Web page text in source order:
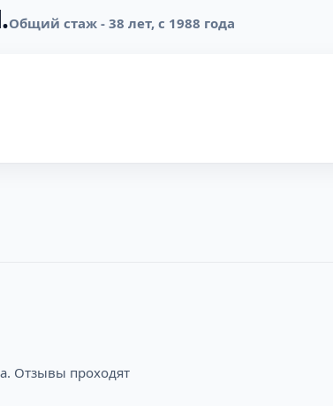
Общий стаж - 38 лет, с 1988 года
Отзывы проходят